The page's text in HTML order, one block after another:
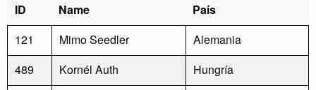
ID Name
País
121
Mimo Seedler
Alemania
489
Kornél Auth
Hungría